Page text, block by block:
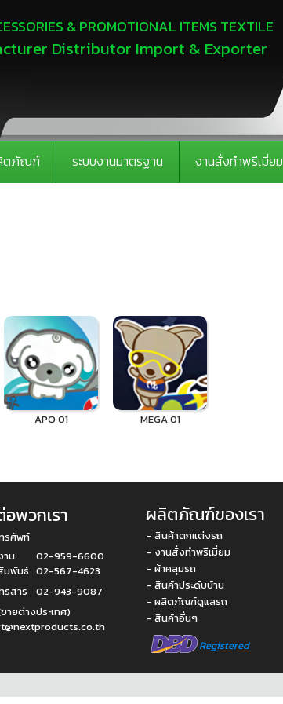
& PROMOTIONAL ITEMS TEXTILE
Distributor Import & Exporter
ตภัณฑ์ ระบบงานมาตรฐาน งานสั่งทำพรีเมี่ยม
APO 01 MEGA 01
พวกเรา
รศัพท์
าน
02-959-6600
มพันธ์ 02-567-4623
รสาร
02-943-9087
ายต่างประเทศ)
ผลิตภัณฑ์ของเรา
- สินค้าตกแต่งรถ
- งานสั่งทำพรีเมี่ยม
- ผ้าคลุมรถ
- สินค้าประดับบ้าน
- ผลิตภัณฑ์ดูแลรถ
- สินค้าอื่นๆ
Registered